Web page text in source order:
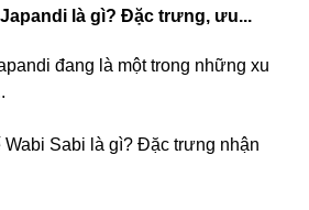
là gì? Đặc trưng, ưu...
đang là một trong những xu